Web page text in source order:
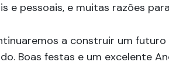
e pessoais, e muitas razões
a construir um
Boas festas e um excelente